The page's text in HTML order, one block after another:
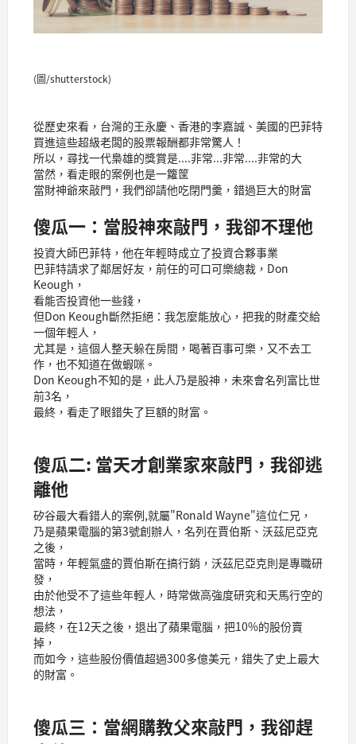
(圖/shutterstock)
從歷史來看，台灣的王永慶、香港的李嘉誠、美國的巴菲特
買進這些超級老闆的股票報酬都非常驚人！
所以，尋找一代梟雄的獎賞是....非常...非常....非常的大
當然，看走眼的案例也是一籮筐
當財神爺來敲門，我們卻請他吃閉門羹，錯過巨大的財富
傻瓜一：當股神來敲門，我卻不理他
投資大師巴菲特，他在年輕時成立了投資合夥事業
巴菲特請求了鄰居好友，前任的可口可樂總裁，Don
Keough，
看能否投資他一些錢，
但Don Keough斷然拒絕：我怎麼能放心，把我的財產交給
一個年輕人，
尤其是，這個人整天躲在房間，喝著百事可樂，又不去工
作，也不知道在做蝦咪。
Don Keough不知的是，此人乃是股神，未來會名列富比世
前3名，
最終，看走了眼錯失了巨額的財富。
傻瓜二: 當天才創業家來敲門，我卻逃
離他
矽谷最大看錯人的案例,就屬"Ronald Wayne"這位仁兄，
乃是蘋果電腦的第3號創辦人，名列在賈伯斯、沃茲尼亞克
之後，
當時，年輕氣盛的賈伯斯在搞行銷，沃茲尼亞克則是專職研
發，
由於他受不了這些年輕人，時常做高強度研究和天馬行空的
想法，
最終，在12天之後，退出了蘋果電腦，把10%的股份賣
掉，
而如今，這些股份價值超過300多億美元，錯失了史上最大
的財富。
傻瓜三：當網購教父來敲門，我卻趕